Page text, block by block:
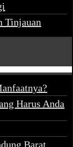
Tinjauan
Harus Anda
Barat